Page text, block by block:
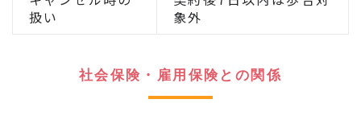
扱い
象外
社会保険・雇用保険との関係